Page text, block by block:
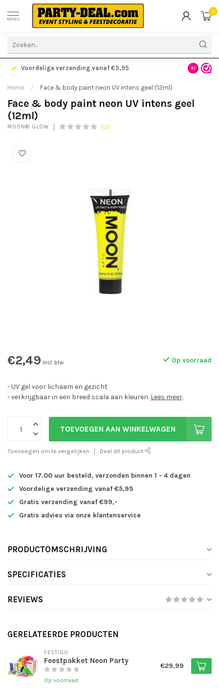
MENU
0
Voordelige verzending vanaf €5,95 Gratis
9.1
Home / Face & body paint neon UV intens geel (12ml)
Face & body paint neon UV intens geel
(12ml)
MOON® GLOW (0)
€2,49 Incl. btw Op voorraad
- UV gel voor lichaam en gezicht
- verkrijgbaar in een breed scala aan kleuren. Lees meer.
TOEVOEGEN AAN WINKELWAGEN
Toevoegen om te vergelijken Deel dit product
Voor 17.00 uur besteld, verzonden binnen 1 - 4 dagen
Voordelige verzending vanaf €5,95
Gratis verzending vanaf €99,-
Gratis advies via onze klantenservice
PRODUCTOMSCHRIJVING
SPECIFICATIES
REVIEWS
GERELATEERDE PRODUCTEN
FESTIGO
Feestpakket Neon Party
Op voorraad
€29,99